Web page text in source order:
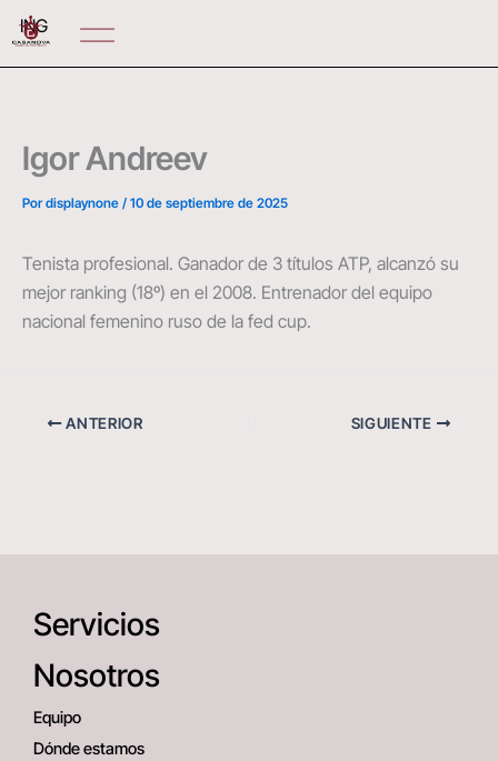
contenido
ING
Igor Andreev
Pordisplaynone / 10 de septiembre de 2025
Tenista profesional. Ganador de 3 títulos ATP, alcanzó su
mejor ranking (18º) en el 2008. Entrenador del equipo
nacional femenino ruso de la fed cup.
ANTERIOR SIGUIENTE
Servicios
Nosotros
Equipo
Dónde estamos